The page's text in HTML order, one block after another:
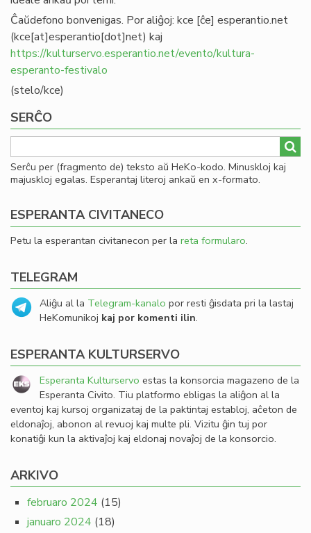
Ĉaŭdefono bonvenigas. Por aliĝoj: kce [ĉe] esperantio.net
(kce[at]esperantio[dot]net) kaj
https://kulturservo.esperantio.net/evento/kultura-
esperanto-festivalo
(stelo/kce)
SERĈO
Serĉu per (fragmento de) teksto aŭ HeKo-kodo. Minuskloj kaj
majuskloj egalas. Esperantaj literoj ankaŭ en x-formato.
ESPERANTA CIVITANECO
Petu la esperantan civitanecon per la reta formularo.
TELEGRAM
Aliĝu al la Telegram-kanalo por resti ĝisdata pri la lastaj
HeKomunikoj kaj por komenti ilin.
ESPERANTA KULTURSERVO
Esperanta Kulturservo estas la konsorcia magazeno de la
Esperanta Civito. Tiu platformo ebligas la aliĝon al la
eventoj kaj kursoj organizataj de la paktintaj establoj, aĉeton de
eldonaĵoj, abonon al revuoj kaj multe pli. Vizitu ĝin tuj por
konatiĝi kun la aktivaĵoj kaj eldonaj novaĵoj de la konsorcio.
ARKIVO
februaro 2024 (15)
januaro 2024 (18)